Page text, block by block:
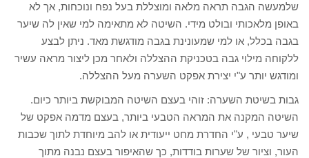
שלמעשה הגבה תראה מלאה ומוצללת בעל נפח ונוכחות, אך לא
באופן מלאכותי ובולט מידי. השיטה לא מתאימה למי שאין לה שיער
בגבה בכלל, או למי שמעונינת בגבה מודגשת מאד. ניתן לבצע
ללקוחה מילוי גבה בטכניקת ההצללה ולאחר מכן ליצור מראה עשיר
ומודגש יותר ע"י יצירת אפקט השערה מעל ההצללה.
גבות בשיטת השערה: זוהי בעצם השיטה המבוקשת ביותר כיום.
השיטה המקנה את המראה הטבעי ביותר, בעצם מדמה אפקט של
שיער טבעי , ע"י החדרת מחט ייעודית או להב מיוחדת לתוך שכבות
העור, וציור של שערות בודדות, כך שהאיפור בעצם נבנה מתוך